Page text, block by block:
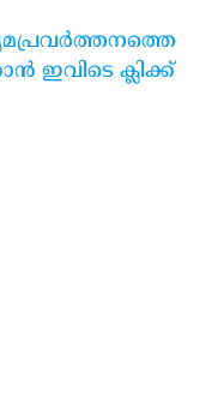
ഇവിടെ ക്ലിക്ക്